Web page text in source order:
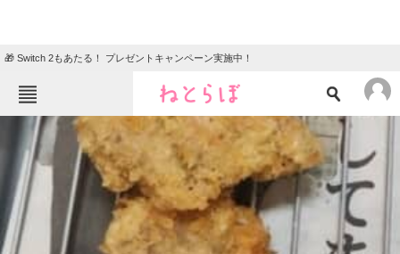
🎁 Switch 2もあたる！ プレゼントキャンペーン実施中！
ねとらぼメニュー
TOP ニュース
エンタメ クイズ
グルメ 地域
住まい 教育・育児